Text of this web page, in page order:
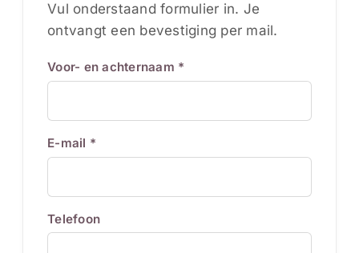
Vul onderstaand formulier in. Je
ontvangt een bevestiging per mail.
Voor- en achternaam *
E-mail *
Telefoon